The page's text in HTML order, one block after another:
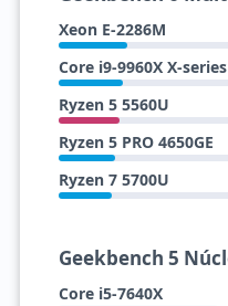
Xeon E-2286M
Core i9-9960X X-series
Ryzen 5 5560U
Ryzen 5 PRO 4650GE
Ryzen 7 5700U
Geekbench 5
Core i5-7640X